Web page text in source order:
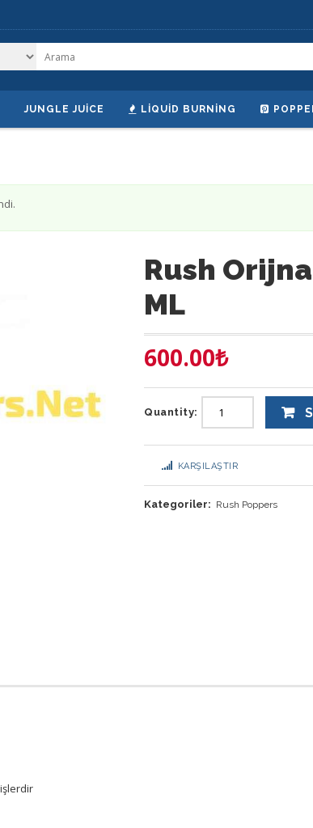
JUNGLE JUICE LIQUID BURNING
Rush
ML
600.00₺
Quantity:
KARŞILAŞTIR
Kategoriler: Rush Poppers